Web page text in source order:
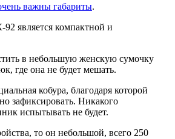
важны габариты.
является компактной и
в небольшую женскую сумочку
где она не будет мешать.
кобура, благодаря которой
зафиксировать. Никакого
испытывать не будет.
то он небольшой, всего 250